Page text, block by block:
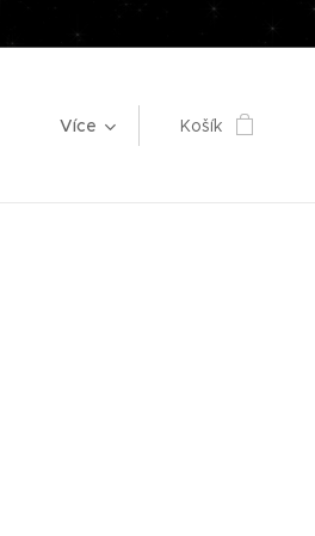
Více Košík